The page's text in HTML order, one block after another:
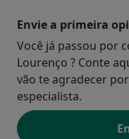
Envie a primeira
Você já passou por
Lourenço ? Conte
vão te agradecer
especialista.